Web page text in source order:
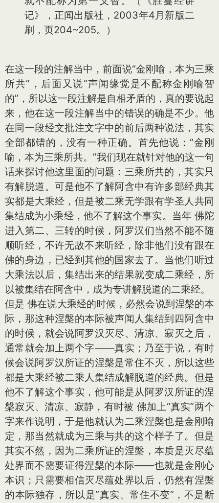
记》，正闻出版社，2003年4月新版二
刷，页204~205。）
在这一段的注解当中，前面说“金刚喻，本为三乘
所共”，后面又说“声闻缘觉是不配称金刚喻智
的”，所以这一段注解是自相矛盾的，真的要说起
来，他在这一段注解当中的错误的确是不少。他
在同一段经文批注文字中的前后两种说法，其实
全部都错的，没有一种正确。首先他说：“金刚
喻，本为三乘所共。”我们现在就针对他的这一句
话来探讨他这里面的问题：三乘所共的，其实只
有解脱道。可是他不了解阿含中有许多部经典其
实都是大乘经，但是被二乘无学跟有学圣人共同
集结成为小乘经，他不了解这个事实。当年 佛陀
进入第二、三转的时候，阿罗汉们当然不能不随
顺听经，不许无故不来听经，除非他们没有跟在
佛的身边，已经到其他的国家去了。当他们听过
大乘法以后，集结出来的结果就变成二乘经，所
以被集结在阿含中，成为专讲解脱道的二乘经。
但是 佛在说大乘经的时候，必然会说到涅槃的本
际，那这种涅槃的本际被声闻人集结到四阿含中
的时候，就会说阿罗汉灭尽、清凉、寂灭之后，
通常就会加上两个字——真实；乃至于说，有时
候会说阿罗汉所证的涅槃是常住不灭，所以这些
都是大乘经被二乘人集结成解脱道的经典。但是
他不了解这个事实，他可能是从阿罗汉所证的涅
槃寂灭、清凉、寂静，有时被 佛加上“真实”两个
字来作说明，于是他就认为二乘涅槃也是金刚喻
定，那当然就成为三乘与共的这个样子了。但是
其实不然，因为二乘所证的涅槃，本质是灭尽蕴
处界而不需要证得涅槃的本际——也就是金刚心
本识；只需要相信灭尽蕴处界以后，仍然有涅槃
的本际独存，所以是“真实、常住不变”，不是断